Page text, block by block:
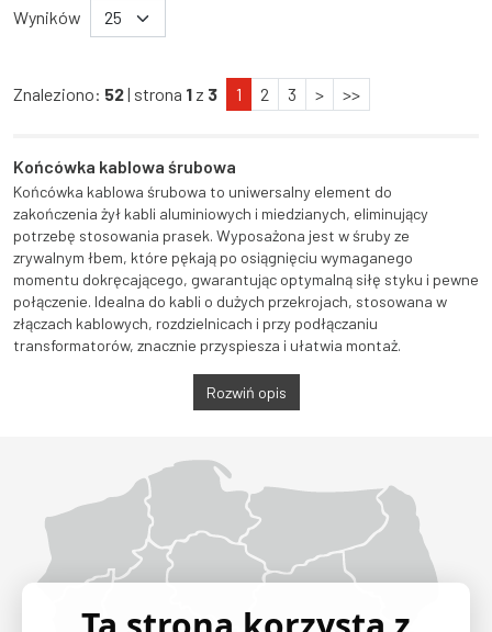
Wyników
Znaleziono: 52| strona 1 z 3 1 2 3 > >>
Końcówka kablowa śrubowa
Końcówka kablowa śrubowa to uniwersalny element do
zakończenia żył kabli aluminiowych i miedzianych, eliminujący
potrzebę stosowania prasek. Wyposażona jest w śruby ze
zrywalnym łbem, które pękają po osiągnięciu wymaganego
momentu dokręcającego, gwarantując optymalną siłę styku i pewne
połączenie. Idealna do kabli o dużych przekrojach, stosowana w
złączach kablowych, rozdzielnicach i przy podłączaniu
transformatorów, znacznie przyspiesza i ułatwia montaż.
Rozwiń opis